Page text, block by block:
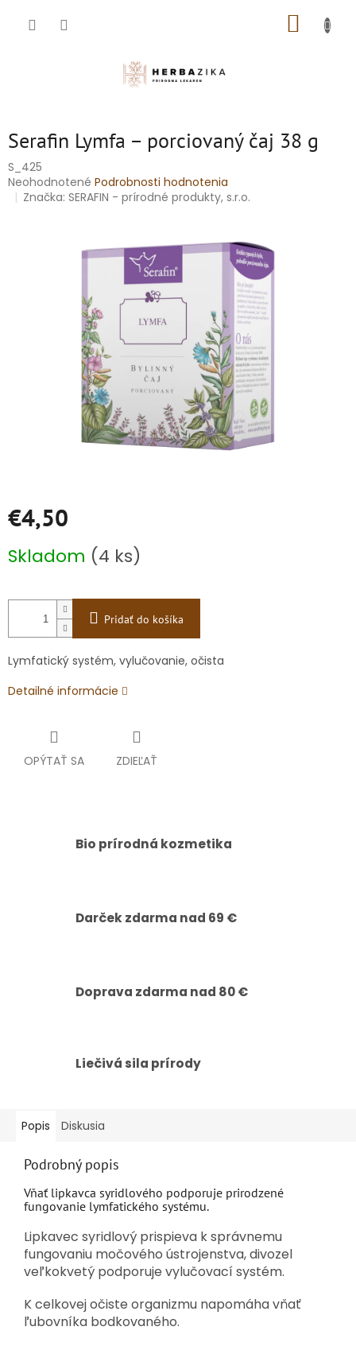
Serafin Lymfa – porciovaný čaj 38 g
S_425
Priemerné
hodnotenie
Neohodnotené Podrobnosti hodnotenia
Značka:SERAFIN - prírodné produkty, s.r.o.
€4,50
cena:
Skladom (4 ks)
Pridať do košíka
Lymfatický systém, vylučovanie, očista
Detailné informácie
OPÝTAŤ SA ZDIEĽAŤ
Bio prírodná kozmetika
Darček zdarma nad 69 €
Doprava zdarma nad 80 €
Liečivá sila prírody
Popis Diskusia
Podrobný popis
Vňať lipkavca syridlového podporuje prirodzené
fungovanie lymfatického systému.
Lipkavec syridlový prispieva k správnemu
fungovaniu močového ústrojenstva, divozel
veľkokvetý podporuje vylučovací systém.
K celkovej očiste organizmu napomáha vňať
ľubovníka bodkovaného.